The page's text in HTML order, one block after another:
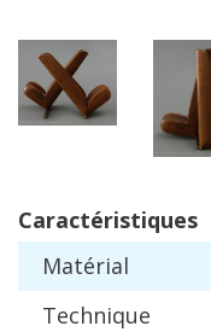
Caractéristiques
Matérial
Technique